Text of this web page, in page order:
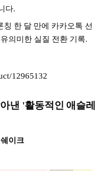
다.
칭 한 달 만에 카카오톡 선
의미한 실질 전환 기록.
12965132
낸 '활동적인 애슬레
이크